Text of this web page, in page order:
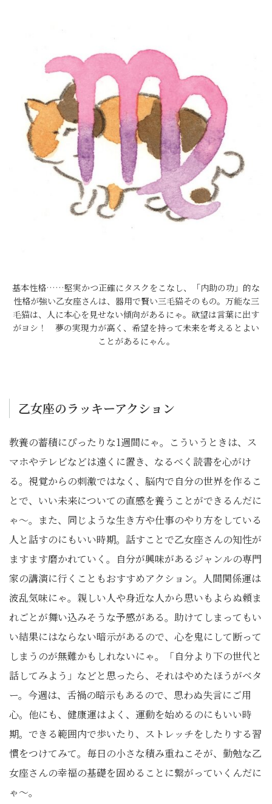
基本性格……堅実かつ正確にタスクをこなし、「内助の功」的な
性格が強い乙女座さんは、器用で賢い三毛猫そのもの。万能な三
毛猫は、人に本心を見せない傾向があるにゃ。欲望は言葉に出す
がヨシ！ 夢の実現力が高く、希望を持って未来を考えるとよい
ことがあるにゃん。
乙女座のラッキーアクション
教養の蓄積にぴったりな1週間にゃ。こういうときは、ス
マホやテレビなどは遠くに置き、なるべく読書を心がけ
る。視覚からの刺激ではなく、脳内で自分の世界を作るこ
とで、いい未来についての直感を養うことができるんだに
ゃ〜。また、同じような生き方や仕事のやり方をしている
人と話すのにもいい時期。話すことで乙女座さんの知性が
ますます磨かれていく。自分が興味があるジャンルの専門
家の講演に行くこともおすすめアクション。人間関係運は
波乱気味にゃ。親しい人や身近な人から思いもよらぬ頼ま
れごとが舞い込みそうな予感がある。助けてしまってもい
い結果にはならない暗示があるので、心を鬼にして断って
しまうのが無難かもしれないにゃ。「自分より下の世代と
話してみよう」などと思ったら、それはやめたほうがベタ
ー。今週は、舌禍の暗示もあるので、思わぬ失言にご用
心。他にも、健康運はよく、運動を始めるのにもいい時
期。できる範囲内で歩いたり、ストレッチをしたりする習
慣をつけてみて。毎日の小さな積み重ねこそが、勤勉な乙
女座さんの幸福の基礎を固めることに繋がっていくんだに
ゃ〜。